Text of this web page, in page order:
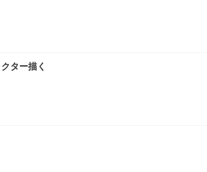
ター描く